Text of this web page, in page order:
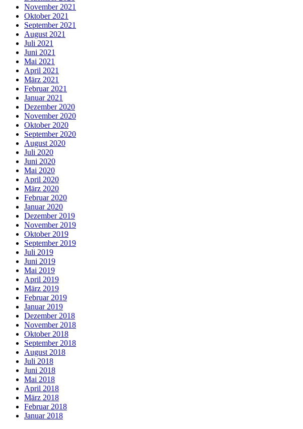
November 2021
Oktober 2021
September 2021
August 2021
Juli 2021
Juni 2021
Mai 2021
April 2021
März 2021
Februar 2021
Januar 2021
Dezember 2020
November 2020
Oktober 2020
September 2020
August 2020
Juli 2020
Juni 2020
Mai 2020
April 2020
März 2020
Februar 2020
Januar 2020
Dezember 2019
November 2019
Oktober 2019
September 2019
Juli 2019
Juni 2019
Mai 2019
April 2019
März 2019
Februar 2019
Januar 2019
Dezember 2018
November 2018
Oktober 2018
September 2018
August 2018
Juli 2018
Juni 2018
Mai 2018
April 2018
März 2018
Februar 2018
Januar 2018